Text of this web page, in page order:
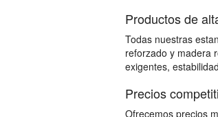
Productos de
Todas nuestras
reforzado y madera
exigentes,
Precios
Ofrecemos precios